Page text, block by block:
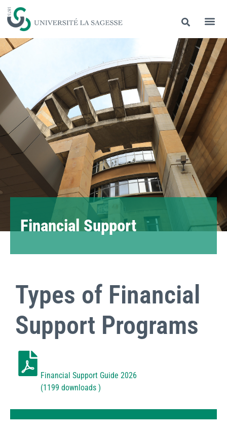
Financial Support
Types of Financial
Support Programs
Financial Support Guide 2026
(1199 downloads )